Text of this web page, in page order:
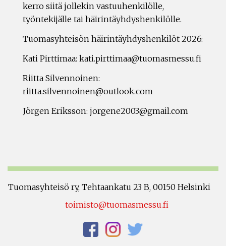
kerro siitä jollekin vastuuhenkilölle,
työntekijälle tai häirintäyhdyshenkilölle.
Tuomasyhteisön häirintäyhdyshenkilöt 2026:
Kati Pirttimaa: kati.pirttimaa@tuomasmessu.fi
Riitta Silvennoinen:
riitta.silvennoinen@outlook.com
Jörgen Eriksson: jorgene2003@gmail.com
Tuomasyhteisö ry, Tehtaankatu 23 B, 00150 Helsinki
toimisto@tuomasmessu.fi